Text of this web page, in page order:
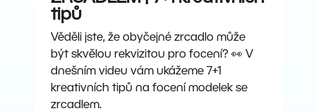
tipů
Věděli jste, že obyčejné zrcadlo může
být skvělou rekvizitou pro focení? 👀 V
dnešním videu vám ukážeme 7+1
kreativních tipů na focení modelek se
zrcadlem.